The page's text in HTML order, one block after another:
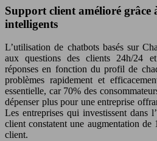
Support client amélioré grâce
intelligents
L’utilisation de chatbots basés sur
aux questions des clients 24h/24
réponses en fonction du profil de
problèmes rapidement et
essentielle, car 70% des
dépenser plus pour une entreprise
Les entreprises qui investissent dans
client constatent une augmentation
client.